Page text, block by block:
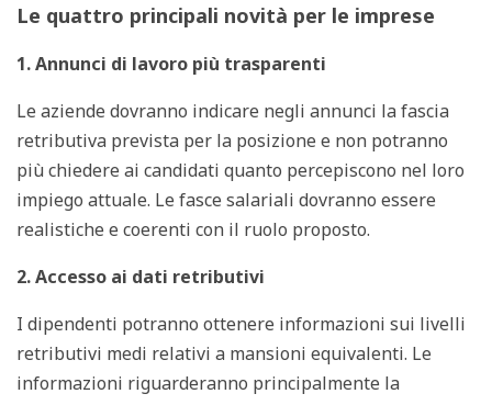
Le quattro principali novità per le imprese
1. Annunci di lavoro più trasparenti
Le aziende dovranno indicare negli annunci la fascia
retributiva prevista per la posizione e non potranno
più chiedere ai candidati quanto percepiscono nel loro
impiego attuale. Le fasce salariali dovranno essere
realistiche e coerenti con il ruolo proposto.
2. Accesso ai dati retributivi
I dipendenti potranno ottenere informazioni sui livelli
retributivi medi relativi a mansioni equivalenti. Le
informazioni riguarderanno principalmente la